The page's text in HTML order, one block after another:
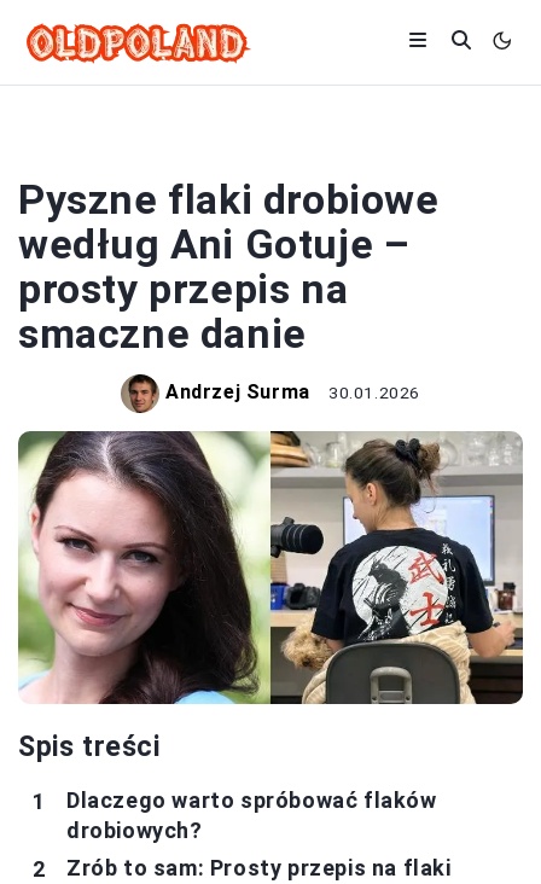
Pyszne flaki drobiowe
według Ani Gotuje –
prosty przepis na
smaczne danie
Andrzej Surma 30.01.2026
Spis treści
Dlaczego warto spróbować flaków
drobiowych?
Zrób to sam: Prosty przepis na flaki